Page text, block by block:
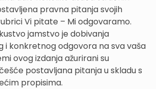
pravna pitanja svojih
Vi pitate – Mi odgovaramo.
jamstvo je dobivanja
i konkretnog odgovora na sva vaša
ovog izdanja ažurirani su
postavljana pitanja u skladu s
propisima.